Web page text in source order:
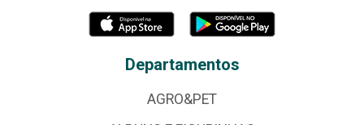
Departamentos
AGRO&PET